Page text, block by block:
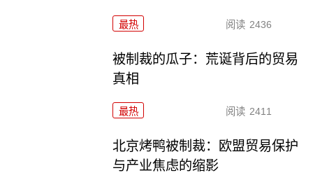
最热 阅读 2436
被制裁的瓜子：荒诞背后的贸易
真相
最热 阅读 2411
北京烤鸭被制裁：欧盟贸易保护
与产业焦虑的缩影